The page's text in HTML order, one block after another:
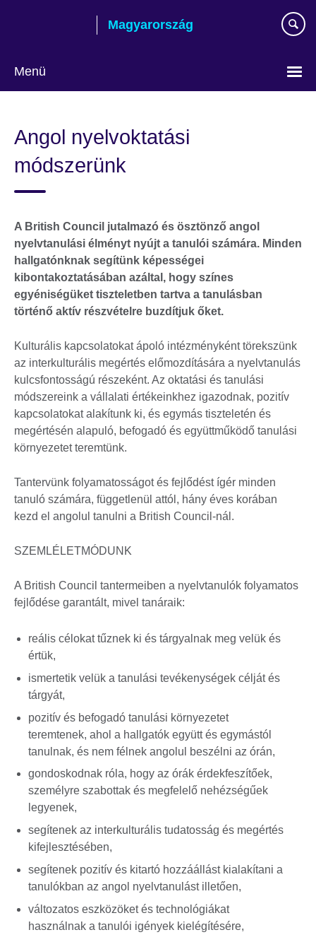
Magyarország
Menü
Angol nyelvoktatási
módszerünk
A British Council jutalmazó és ösztönző angol
nyelvtanulási élményt nyújt a tanulói számára. Minden
hallgatónknak segítünk képességei
kibontakoztatásában azáltal, hogy színes
egyéniségüket tiszteletben tartva a tanulásban
történő aktív részvételre buzdítjuk őket.
Kulturális kapcsolatokat ápoló intézményként törekszünk
az interkulturális megértés előmozdítására a nyelvtanulás
kulcsfontosságú részeként. Az oktatási és tanulási
módszereink a vállalati értékeinkhez igazodnak, pozitív
kapcsolatokat alakítunk ki, és egymás tiszteletén és
megértésén alapuló, befogadó és együttműködő tanulási
környezetet teremtünk.
Tantervünk folyamatosságot és fejlődést ígér minden
tanuló számára, függetlenül attól, hány éves korában
kezd el angolul tanulni a British Council-nál.
SZEMLÉLETMÓDUNK
A British Council tantermeiben a nyelvtanulók folyamatos
fejlődése garantált, mivel tanáraik:
reális célokat tűznek ki és tárgyalnak meg velük és
értük,
ismertetik velük a tanulási tevékenységek célját és
tárgyát,
pozitív és befogadó tanulási környezetet
teremtenek, ahol a hallgatók együtt és egymástól
tanulnak, és nem félnek angolul beszélni az órán,
gondoskodnak róla, hogy az órák érdekfeszítőek,
személyre szabottak és megfelelő nehézségűek
legyenek,
segítenek az interkulturális tudatosság és megértés
kifejlesztésében,
segítenek pozitív és kitartó hozzáállást kialakítani a
tanulókban az angol nyelvtanulást illetően,
változatos eszközöket és technológiákat
használnak a tanulói igények kielégítésére,